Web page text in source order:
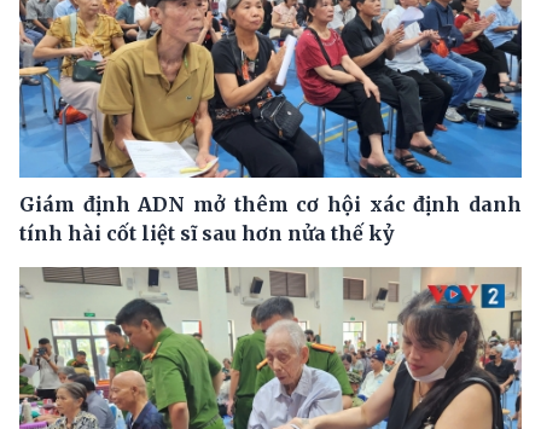
Giám định ADN mở thêm cơ hội xác định danh
tính hài cốt liệt sĩ sau hơn nửa thế kỷ